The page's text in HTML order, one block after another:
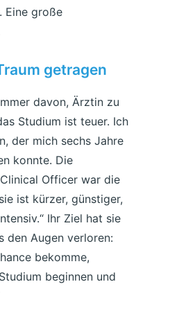
Eine große
getragen
davon, Ärztin zu
Studium ist teuer. Ich
der mich sechs Jahre
konnte. Die
Officer war die
ist kürzer, günstiger,
Ihr Ziel hat sie
den Augen verloren:
bekomme,
beginnen und